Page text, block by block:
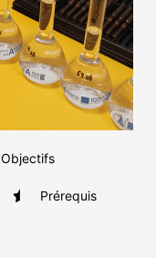
Objectifs
Prérequis